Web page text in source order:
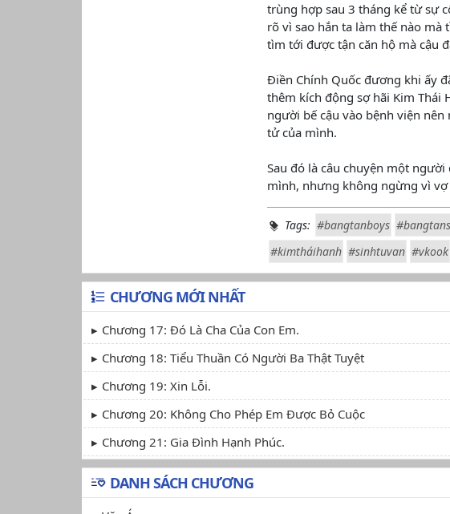
trùng hợp sau 3 tháng kể từ sự
rõ vì sao hắn ta làm thế nào mà
tìm tới được tận căn hộ mà cậu
Điền Chính Quốc đương khi ấy
thêm kích động sợ hãi Kim Thái
người bế cậu vào bệnh viện
tử của mình.
Sau đó là câu chuyện một
mình, nhưng không ngừng vì
Tags: #bangtanboys
#kimtháihanh #sinhtuvan #vkook
CHƯƠNG MỚI NHẤT
Chương 17: Đó Là Cha Của Con Em.
Chương 18: Tiểu Thuần Có Người Ba Thật Tuyệt
Chương 19: Xin Lỗi.
Chương 20: Không Cho Phép Em Được Bỏ Cuộc
Chương 21: Gia Đình Hạnh Phúc.
DANH SÁCH CHƯƠNG